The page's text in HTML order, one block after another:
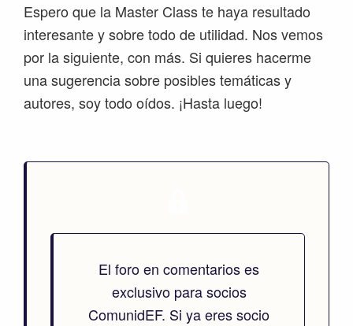
Espero que la Master Class te haya resultado
interesante y sobre todo de utilidad. Nos vemos
por la siguiente, con más. Si quieres hacerme
una sugerencia sobre posibles temáticas y
autores, soy todo oídos. ¡Hasta luego!
El foro en comentarios es
exclusivo para socios
ComunidEF. Si ya eres socio